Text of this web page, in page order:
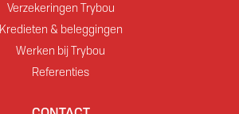
Verzekeringen Trybou
Kredieten & beleggingen
Werken bij Trybou
Referenties